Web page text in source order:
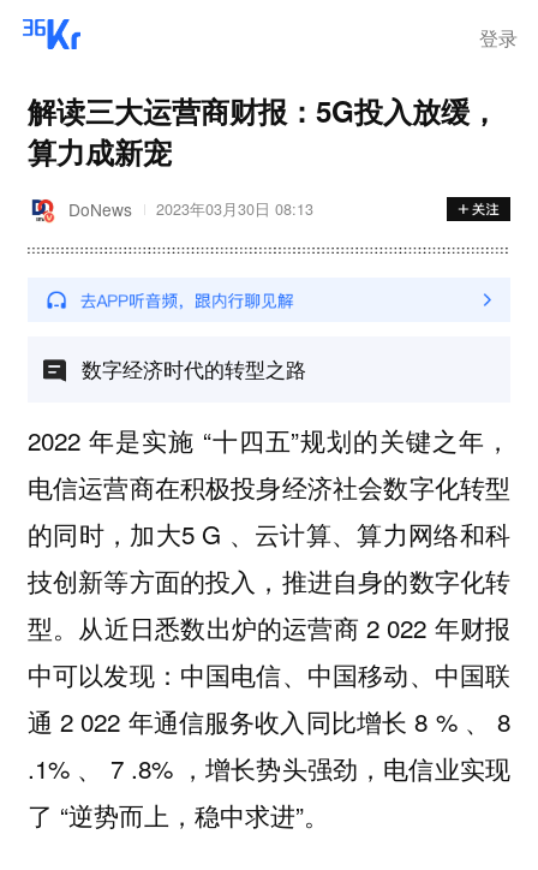
登录
解读三大运营商财报：5G投入放缓，
算力成新宠
DoNews 2023年03月30日 08:13
数字经济时代的转型之路
2022 年是实施 “十四五”规划的关键之年，
电信运营商在积极投身经济社会数字化转型
的同时，加大5 G 、云计算、算力网络和科
技创新等方面的投入，推进自身的数字化转
型。从近日悉数出炉的运营商 2 022 年财报
中可以发现：中国电信、中国移动、中国联
通 2 022 年通信服务收入同比增长 8 % 、 8
.1% 、 7 .8% ，增长势头强劲，电信业实现
了 “逆势而上，稳中求进”。